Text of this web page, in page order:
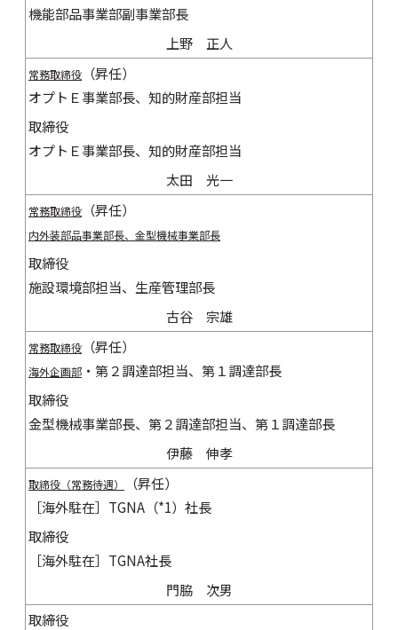
機能部品事業部副事業部長
上野 正人
常務取締役
（昇任）
オプトＥ事業部長、知的財産部担当
取締役
オプトＥ事業部長、知的財産部担当
太田 光一
常務取締役 （昇任）
内外装部品事業部長、金型機械事業部長
取締役
施設環境部担当、生産管理部長
古谷 宗雄
常務取締役 （昇任）
海外企画部 ・第２調達部担当、第１調達部長
取締役
金型機械事業部長、第２調達部担当、第１調達部長
伊藤 伸孝
取締役（常務待遇）
（昇任）
［海外駐在］TGNA（*1）社長
取締役
［海外駐在］TGNA社長
門脇 次男
取締役